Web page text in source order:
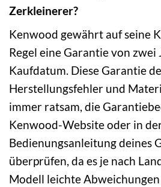
Zerkleinerer?
Kenwood gewährt auf seine
Regel eine Garantie von zwei
Kaufdatum. Diese Garantie
Herstellungsfehler und
immer ratsam, die
Kenwood-Website oder in
Bedienungsanleitung deines
überprüfen, da es je nach
Modell leichte Abweichungen